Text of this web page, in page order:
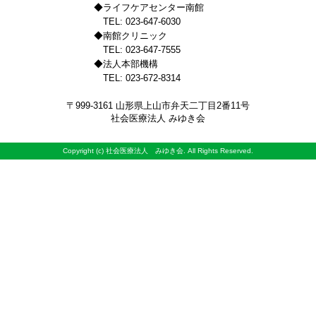
◆ライフケアセンター南館
TEL: 023-647-6030
◆南館クリニック
TEL: 023-647-7555
◆法人本部機構
TEL: 023-672-8314
〒999-3161 山形県上山市弁天二丁目2番11号
社会医療法人 みゆき会
Copyright (c) 社会医療法人 みゆき会. All Rights Reserved.